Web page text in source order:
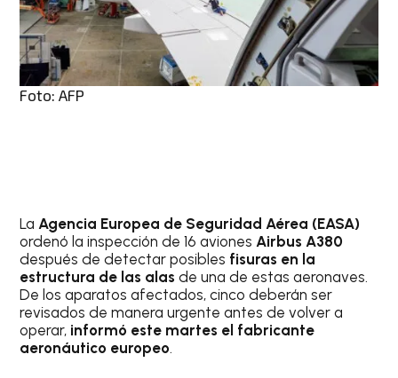
Foto: AFP
La Agencia Europea de Seguridad Aérea (EASA)
ordenó la inspección de 16 aviones Airbus A380
después de detectar posibles fisuras en la
estructura de las alas de una de estas aeronaves.
De los aparatos afectados, cinco deberán ser
revisados de manera urgente antes de volver a
operar, informó este martes el fabricante
aeronáutico europeo.